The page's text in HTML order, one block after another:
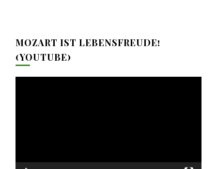
MOZART IST LEBENSFREUDE!
(YOUTUBE)